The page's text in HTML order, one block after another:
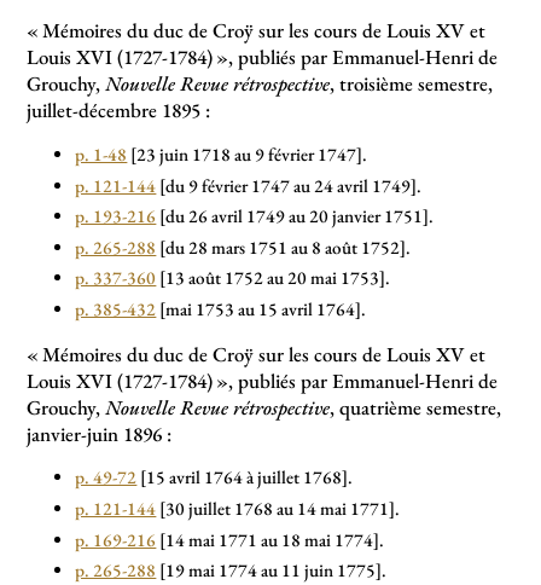
«Mémoires du duc de Croÿ sur les cours de Louis XV et
Louis XVI (1727-1784)», publiés par Emmanuel-Henri de
Grouchy,Nouvelle Revue rétrospective, troisième semestre,
juillet-décembre 1895 :
p. 1-48 [23 juin 1718 au 9 février 1747].
p. 121-144 [du 9 février 1747 au 24 avril 1749].
p. 193-216 [du 26 avril 1749 au 20 janvier 1751].
p. 265-288 [du 28 mars 1751 au 8 août 1752].
p. 337-360 [13 août 1752 au 20 mai 1753].
p. 385-432 [mai 1753 au 15 avril 1764].
«Mémoires du duc de Croÿ sur les cours de Louis XV et
Louis XVI (1727-1784)», publiés par Emmanuel-Henri de
Grouchy,Nouvelle Revue rétrospective, quatrième semestre,
janvier-juin 1896 :
p. 49-72 [15 avril 1764 à juillet 1768].
p. 121-144 [30 juillet 1768 au 14 mai 1771].
p. 169-216 [14 mai 1771 au 18 mai 1774].
p. 265-288 [19 mai 1774 au 11 juin 1775].